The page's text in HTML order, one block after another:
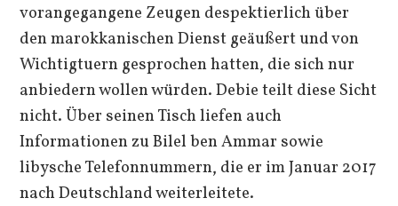
vorangegangene Zeugen despektierlich über
den marokkanischen Dienst geäußert und von
Wichtigtuern gesprochen hatten, die sich nur
anbiedern wollen würden. Debie teilt diese Sicht
nicht. Über seinen Tisch liefen auch
Informationen zu Bilel ben Ammar sowie
libysche Telefonnummern, die er im Januar 2017
nach Deutschland weiterleitete.